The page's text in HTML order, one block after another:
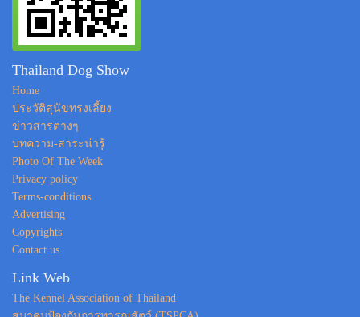
Thailand Dog Show
Home
ประวัติสุนัขทรงเลี้ยง
ข่าวสารต่างๆ
บทความ-สาระน่ารู้
Photo Of The Week
Privacy policy
Terms-conditions
Advertising
Copyrights
Contact us
Link Web
The Kennel Association of Thailand